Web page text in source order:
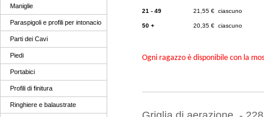
Maniglie
Paraspigoli e profili per intonacio
Parti dei Cavi
Piedi
Portabici
Profili di finitura
Ringhiere e balaustrate
21 - 49 21,55 € ciascuno
50 + 20,35 € ciascuno
Ogni ragazzo è disponibile con la